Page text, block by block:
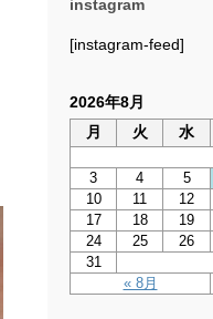
instagram
[instagram-feed]
2026年8月
月
火 水
« 8月
3
4 5
10
11 12
17
18 19
24
25 26
31